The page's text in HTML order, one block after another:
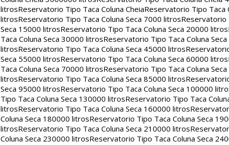
litrosReservatorio Tipo Taca Coluna CheiaReservatorio Tipo Taca
litrosReservatorio Tipo Taca Coluna Seca 7000 litrosReservatorio
Seca 15000 litrosReservatorio Tipo Taca Coluna Seca 20000 litros
Taca Coluna Seca 30000 litrosReservatorio Tipo Taca Coluna
litrosReservatorio Tipo Taca Coluna Seca 45000 litros
Seca 55000 litrosReservatorio Tipo Taca Coluna Seca 60000 litros
Taca Coluna Seca 70000 litrosReservatorio Tipo Taca Coluna
litrosReservatorio Tipo Taca Coluna Seca 85000 litros
Seca 95000 litrosReservatorio Tipo Taca Coluna Seca 100000
Tipo Taca Coluna Seca 130000 litrosReservatorio Tipo Taca
litrosReservatorio Tipo Taca Coluna Seca 160000 litros
Coluna Seca 180000 litrosReservatorio Tipo Taca Coluna Seca
litrosReservatorio Tipo Taca Coluna Seca 210000 litros
Coluna Seca 230000 litrosReservatorio Tipo Taca Coluna Seca